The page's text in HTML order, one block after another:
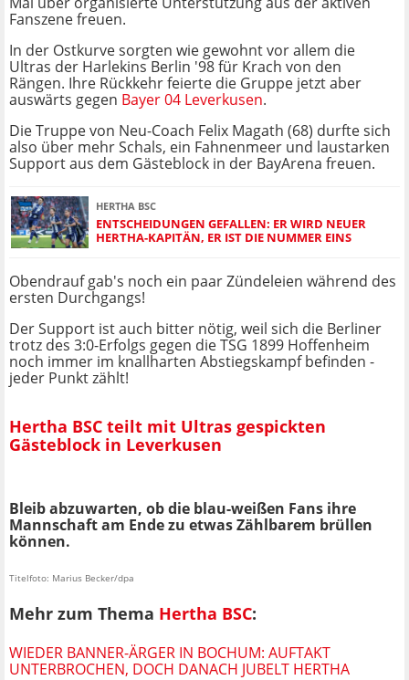
Fanszene freuen.
In der Ostkurve sorgten wie gewohnt vor allem die
Ultras der Harlekins Berlin '98 für Krach von den
Rängen. Ihre Rückkehr feierte die Gruppe jetzt aber
auswärts gegen Bayer 04 Leverkusen.
Die Truppe von Neu-Coach Felix Magath (68) durfte sich
also über mehr Schals, ein Fahnenmeer und laustarken
Support aus dem Gästeblock in der BayArena freuen.
HERTHA BSC
ENTSCHEIDUNGEN GEFALLEN: ER WIRD NEUER
HERTHA-KAPITÄN, ER IST DIE NUMMER EINS
Obendrauf gab's noch ein paar Zündeleien während des
ersten Durchgangs!
Der Support ist auch bitter nötig, weil sich die Berliner
trotz des 3:0-Erfolgs gegen die TSG 1899 Hoffenheim
noch immer im knallharten Abstiegskampf befinden -
jeder Punkt zählt!
Hertha BSC teilt mit Ultras gespickten
Gästeblock in Leverkusen
Bleib abzuwarten, ob die blau-weißen Fans ihre
Mannschaft am Ende zu etwas Zählbarem brüllen
können.
Titelfoto: Marius Becker/dpa
Mehr zum Thema Hertha BSC:
WIEDER BANNER-ÄRGER IN BOCHUM: AUFTAKT
UNTERBROCHEN, DOCH DANACH JUBELT HERTHA